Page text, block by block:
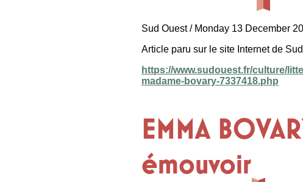
Sud Ouest / Monday 13 December
Article paru sur le site Internet de
https://www.sudouest.fr/culture/
madame-bovary-7337418.php
EMMA
émouvoir